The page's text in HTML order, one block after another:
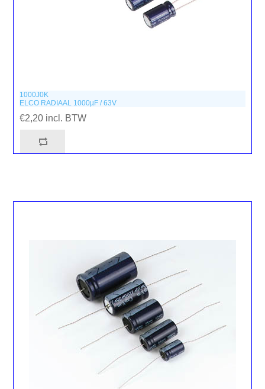
1000J0K
ELCO RADIAAL 1000µF / 63V
€2,20 incl. BTW